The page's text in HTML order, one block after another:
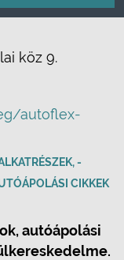
köz 9.
autoflex-
-
CIKKEK
autóápolási